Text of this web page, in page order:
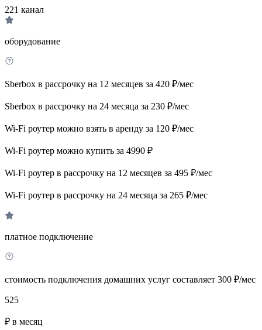
221 канал
оборудование
Sberbox в рассрочку на 12 месяцев за 420 ₽/мес
Sberbox в рассрочку на 24 месяца за 230 ₽/мес
Wi-Fi роутер можно взять в аренду за 120 ₽/мес
Wi-Fi роутер можно купить за 4990 ₽
Wi-Fi роутер в рассрочку на 12 месяцев за 495 ₽/мес
Wi-Fi роутер в рассрочку на 24 месяца за 265 ₽/мес
платное подключение
стоимость подключения домашних услуг составляет 300 ₽/мес
525
₽ в месяц